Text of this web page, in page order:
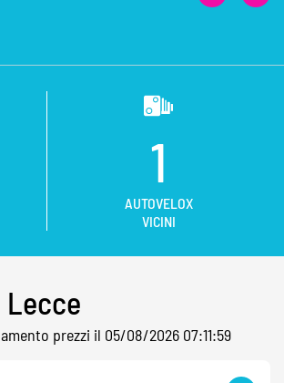
1
AUTOVELOX
VICINI
Lecce
prezzi il 05/08/2026 07:11:59